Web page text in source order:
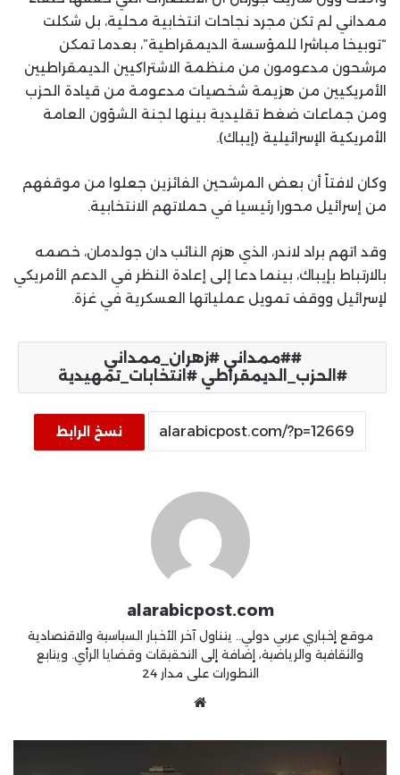
ممداني لم تكن مجرد نجاحات انتخابية محلية، بل شكلت
“توبيخا مباشرا للمؤسسة الديمقراطية”، بعدما تمكن
مرشحون مدعومون من منظمة الاشتراكيين الديمقراطيين
الأمريكيين من هزيمة شخصيات مدعومة من قيادة الحزب
ومن جماعات ضغط تقليدية بينها لجنة الشؤون العامة
الأمريكية الإسرائيلية (إيباك).
وكان لافتاً أن بعض المرشحين الفائزين جعلوا من موقفهم
من إسرائيل محورا رئيسيا في حملاتهم الانتخابية.
وقد اتهم براد لاندر، الذي هزم النائب دان جولدمان، خصمه
بالارتباط بإيباك، بينما دعا إلى إعادة النظر في الدعم الأمريكي
لإسرائيل ووقف تمويل عملياتها العسكرية في غزة.
#ممداني #زهران_ممداني
#الحزب_الديمقراطي #انتخابات_تمهيدية
نسخ الرابط
alarabicpost.com
موقع إخباري عربي دولي.. يتناول آخر الأخبار السياسية والاقتصادية
والثقافية والرياضية، إضافة إلى التحقيقات وقضايا الرأي. ويتابع
التطورات على مدار 24